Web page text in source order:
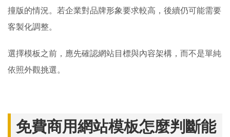
撞版的情況。若企業對品牌形象要求較高，後續仍可能需要
客製化調整。
選擇模板之前，應先確認網站目標與內容架構，而不是單純
依照外觀挑選。
免費商用網站模板怎麼判斷能